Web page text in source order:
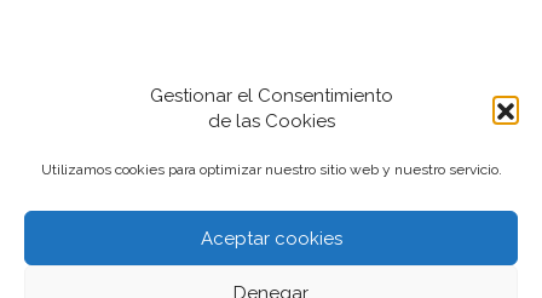
Gestionar el Consentimiento
de las Cookies
Utilizamos cookies para optimizar nuestro sitio web y nuestro servicio.
Aceptar cookies
Denegar